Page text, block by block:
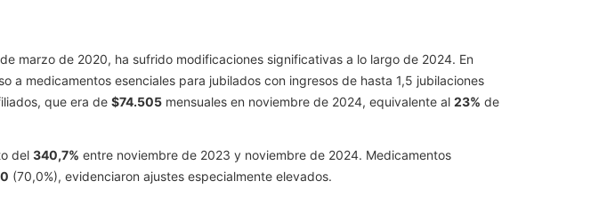
marzo de 2020, ha sufrido modificaciones significativas a lo largo de 2024. En
a medicamentos esenciales para jubilados con ingresos de hasta 1,5 jubilaciones
que era de $74.505 mensuales en noviembre de 2024, equivalente al 23% de
del 340,7% entre noviembre de 2023 y noviembre de 2024. Medicamentos
(70,0%), evidenciaron ajustes especialmente elevados.